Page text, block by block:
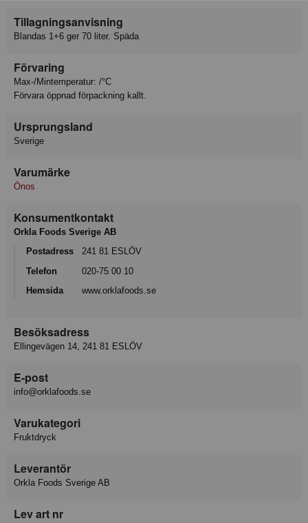
Tillagningsanvisning
Blandas 1+6 ger 70 liter. Späda
Förvaring
Max-/Mintemperatur: /°C
Förvara öppnad förpackning kallt.
Ursprungsland
Sverige
Varumärke
Önos
Konsumentkontakt
Orkla Foods Sverige AB
Postadress
241 81 ESLÖV
Telefon
020-75 00 10
Hemsida
www.orklafoods.se
Besöksadress
Ellingevägen 14, 241 81 ESLÖV
E-post
info@orklafoods.se
Varukategori
Fruktdryck
Leverantör
Orkla Foods Sverige AB
Lev art nr